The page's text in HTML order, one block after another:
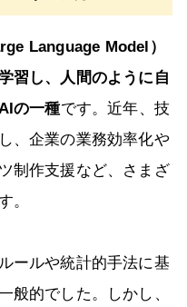
Language Model）
習し、人間のように自
の一種です。近年、技
、企業の業務効率化や
制作支援など、さまざ
。
ールや統計的手法に基
般的でした。しかし、